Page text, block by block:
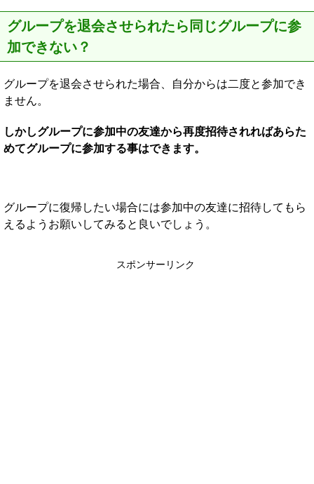
グループを退会させられたら同じグループに参
加できない？
グループを退会させられた場合、自分からは二度と参加でき
ません。
しかしグループに参加中の友達から再度招待されればあらた
めてグループに参加する事はできます。
グループに復帰したい場合には参加中の友達に招待してもら
えるようお願いしてみると良いでしょう。
スポンサーリンク